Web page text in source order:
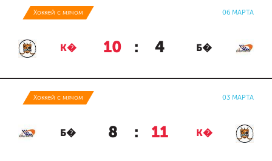
Хоккей с мячом 06 МАРТА
К� 10 : 4 Б�
Хоккей с мячом 03 МАРТА
Б� 8 : 11 К�